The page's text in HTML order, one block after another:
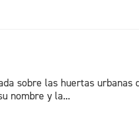
sobre las huertas urbanas
nombre y la...